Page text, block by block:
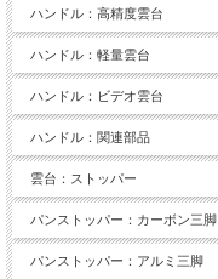
ハンドル：高精度雲台
ハンドル：軽量雲台
ハンドル：ビデオ雲台
ハンドル：関連部品
雲台：ストッパー
パンストッパー：カーボン三脚
パンストッパー：アルミ三脚